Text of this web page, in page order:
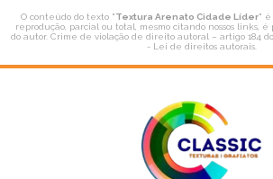
O conteúdo do texto "Textura Arenato Cidade Líder" é
reprodução, parcial ou total, mesmo citando nossos links,
do autor. Crime de violação de direito autoral – artigo 184
- Lei de direitos autorais